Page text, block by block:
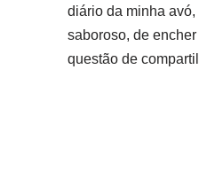
diário da minha
saboroso, de
questão de